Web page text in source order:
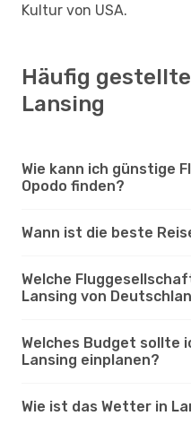
Kultur von USA.
Häufig
Lansing
Wie kann ich günstige
Opodo finden?
Wann ist die beste
Welche
Lansing von
Welches Budget sollte
Lansing einplanen?
Wie ist das Wetter in